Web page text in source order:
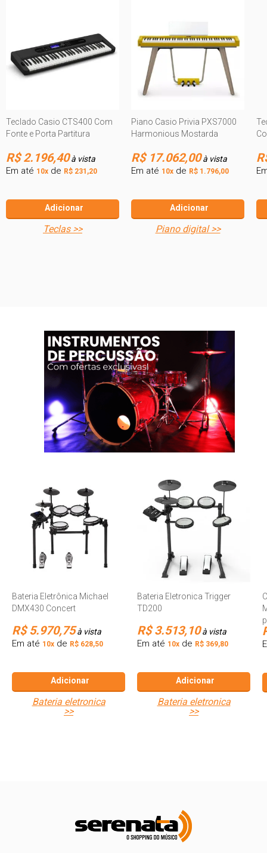
Teclado Casio CTS400 Com
Fonte e Porta Partitura
R$ 2.196,40à vista
Em até 10x de R$ 231,20
Adicionar
teclas >>
Piano Casio Privia PXS7000
Harmonious Mostarda
R$ 17.062,00à vista
Em até 10x de R$ 1.796,00
Adicionar
piano digital >>
Bateria Eletrônica Michael
DMX430 Concert
R$ 5.970,75à vista
Em até 10x de R$ 628,50
Adicionar
bateria eletronica
>>
Bateria Eletronica Trigger
TD200
R$ 3.513,10à vista
Em até 10x de R$ 369,80
Adicionar
bateria eletronica
>>